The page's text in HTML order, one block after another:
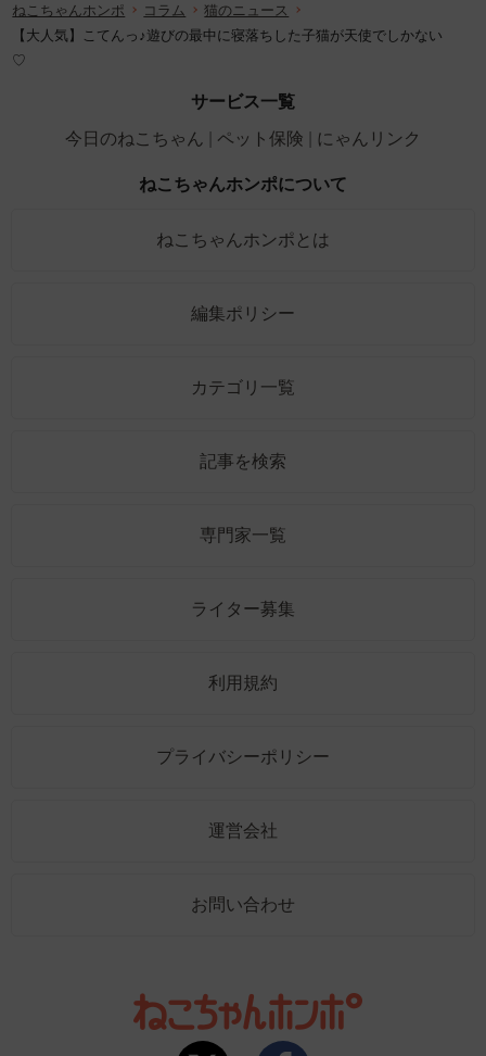
ねこちゃんホンポ コラム
猫のニュース
【大人気】こてんっ♪遊びの最中に寝落ちした子猫が天使でしかない
♡
サービス一覧
今日のねこちゃん
ペット保険 にゃんリンク
ねこちゃんホンポについて
ねこちゃんホンポとは
編集ポリシー
カテゴリ一覧
記事を検索
専門家一覧
ライター募集
利用規約
プライバシーポリシー
運営会社
お問い合わせ